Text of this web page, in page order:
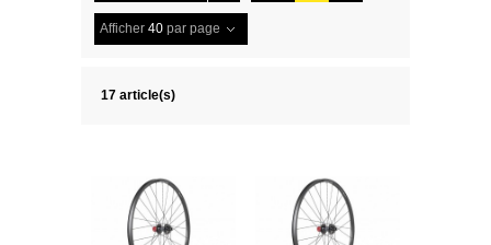
Afficher 40 par page
17 article(s)